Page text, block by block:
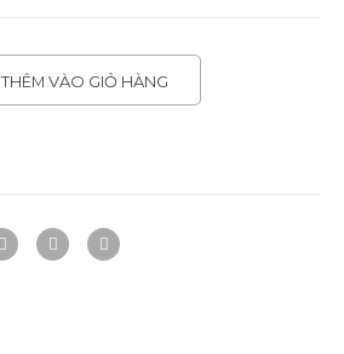
THÊM VÀO GIỎ HÀNG